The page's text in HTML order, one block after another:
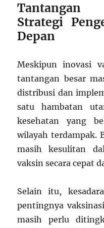
Strategi
Depan
Meskipun inovasi
tantangan besar
distribusi dan
satu hambatan
kesehatan yang
wilayah terdampak.
masih kesulitan
vaksin secara cepat
Selain itu,
pentingnya
masih perlu